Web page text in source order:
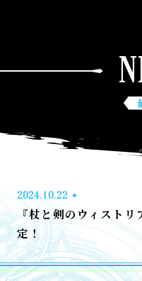
2024.10.22
『杖と剣のウィスト
定！